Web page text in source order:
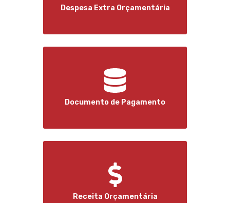
Despesa Extra Orçamentária
Documento de Pagamento
Receita Orçamentária